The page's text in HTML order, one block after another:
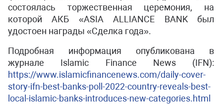
состоялась торжественная церемония, на
которой АКБ «ASIA ALLIANCE BANK был
удостоен награды «Сделка года».
Подробная информация опубликована в
журнале Islamic Finance News (IFN):
https://www.islamicfinancenews.com/daily-cover-
story-ifn-best-banks-poll-2022-country-reveals-best-
local-islamic-banks-introduces-new-categories.html